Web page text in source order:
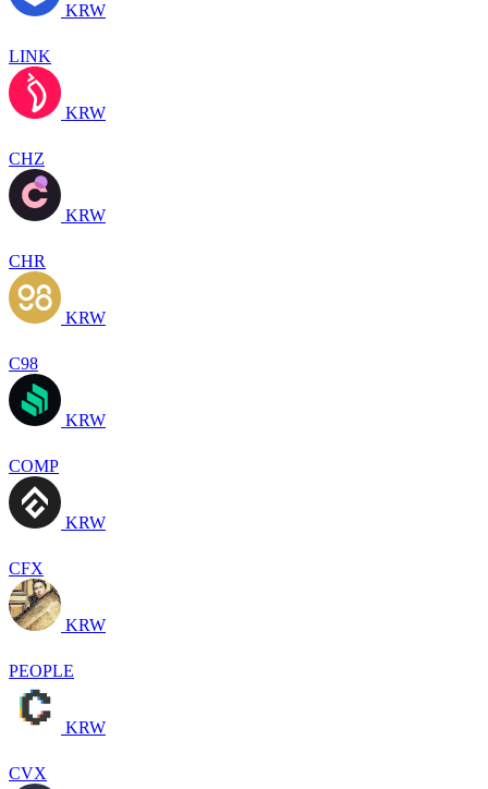
KRW
LINK
KRW
CHZ
KRW
CHR
KRW
C98
KRW
COMP
KRW
CFX
KRW
PEOPLE
KRW
CVX